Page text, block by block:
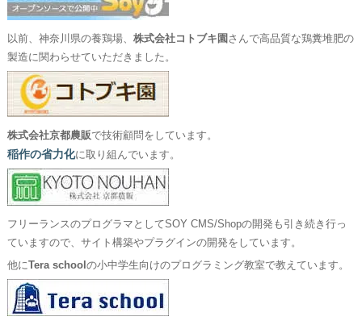
以前、神奈川県の養鶏場、 株式会社コトブキ園 さんで高品質な鶏糞堆肥の
製造に関わらせていただきました。
株式会社京都農販で技術顧問をしています。
稲作の省力化に取り組んでいます。
フリーランスのプログラマとしてSOY CMS/Shopの開発も引き続き行っ
ていますので、サイト構築やプラグインの開発をしています。
他にTera school の小中学生向けのプログラミング教室で教えています。